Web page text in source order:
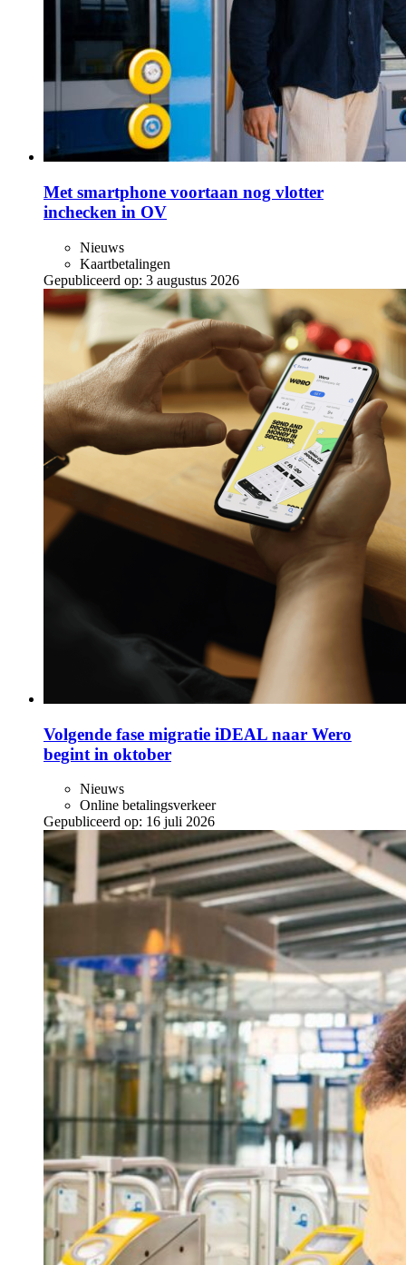
Met smartphone voortaan nog vlotter
inchecken in OV
Nieuws
Kaartbetalingen
Gepubliceerd op: 3 augustus 2026
Volgende fase migratie iDEAL naar Wero
begint in oktober
Nieuws
Online betalingsverkeer
Gepubliceerd op: 16 juli 2026